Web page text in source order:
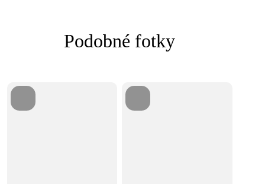
Podobné fotky